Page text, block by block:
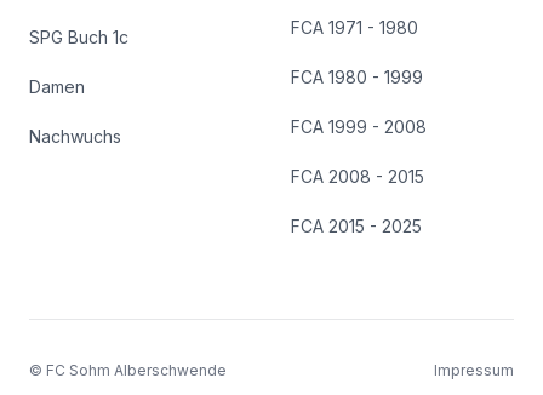
SPG Buch 1c
Damen
Nachwuchs
FCA 1971 - 1980
FCA 1980 - 1999
FCA 1999 - 2008
FCA 2008 - 2015
FCA 2015 - 2025
© FC Sohm Alberschwende Impressum